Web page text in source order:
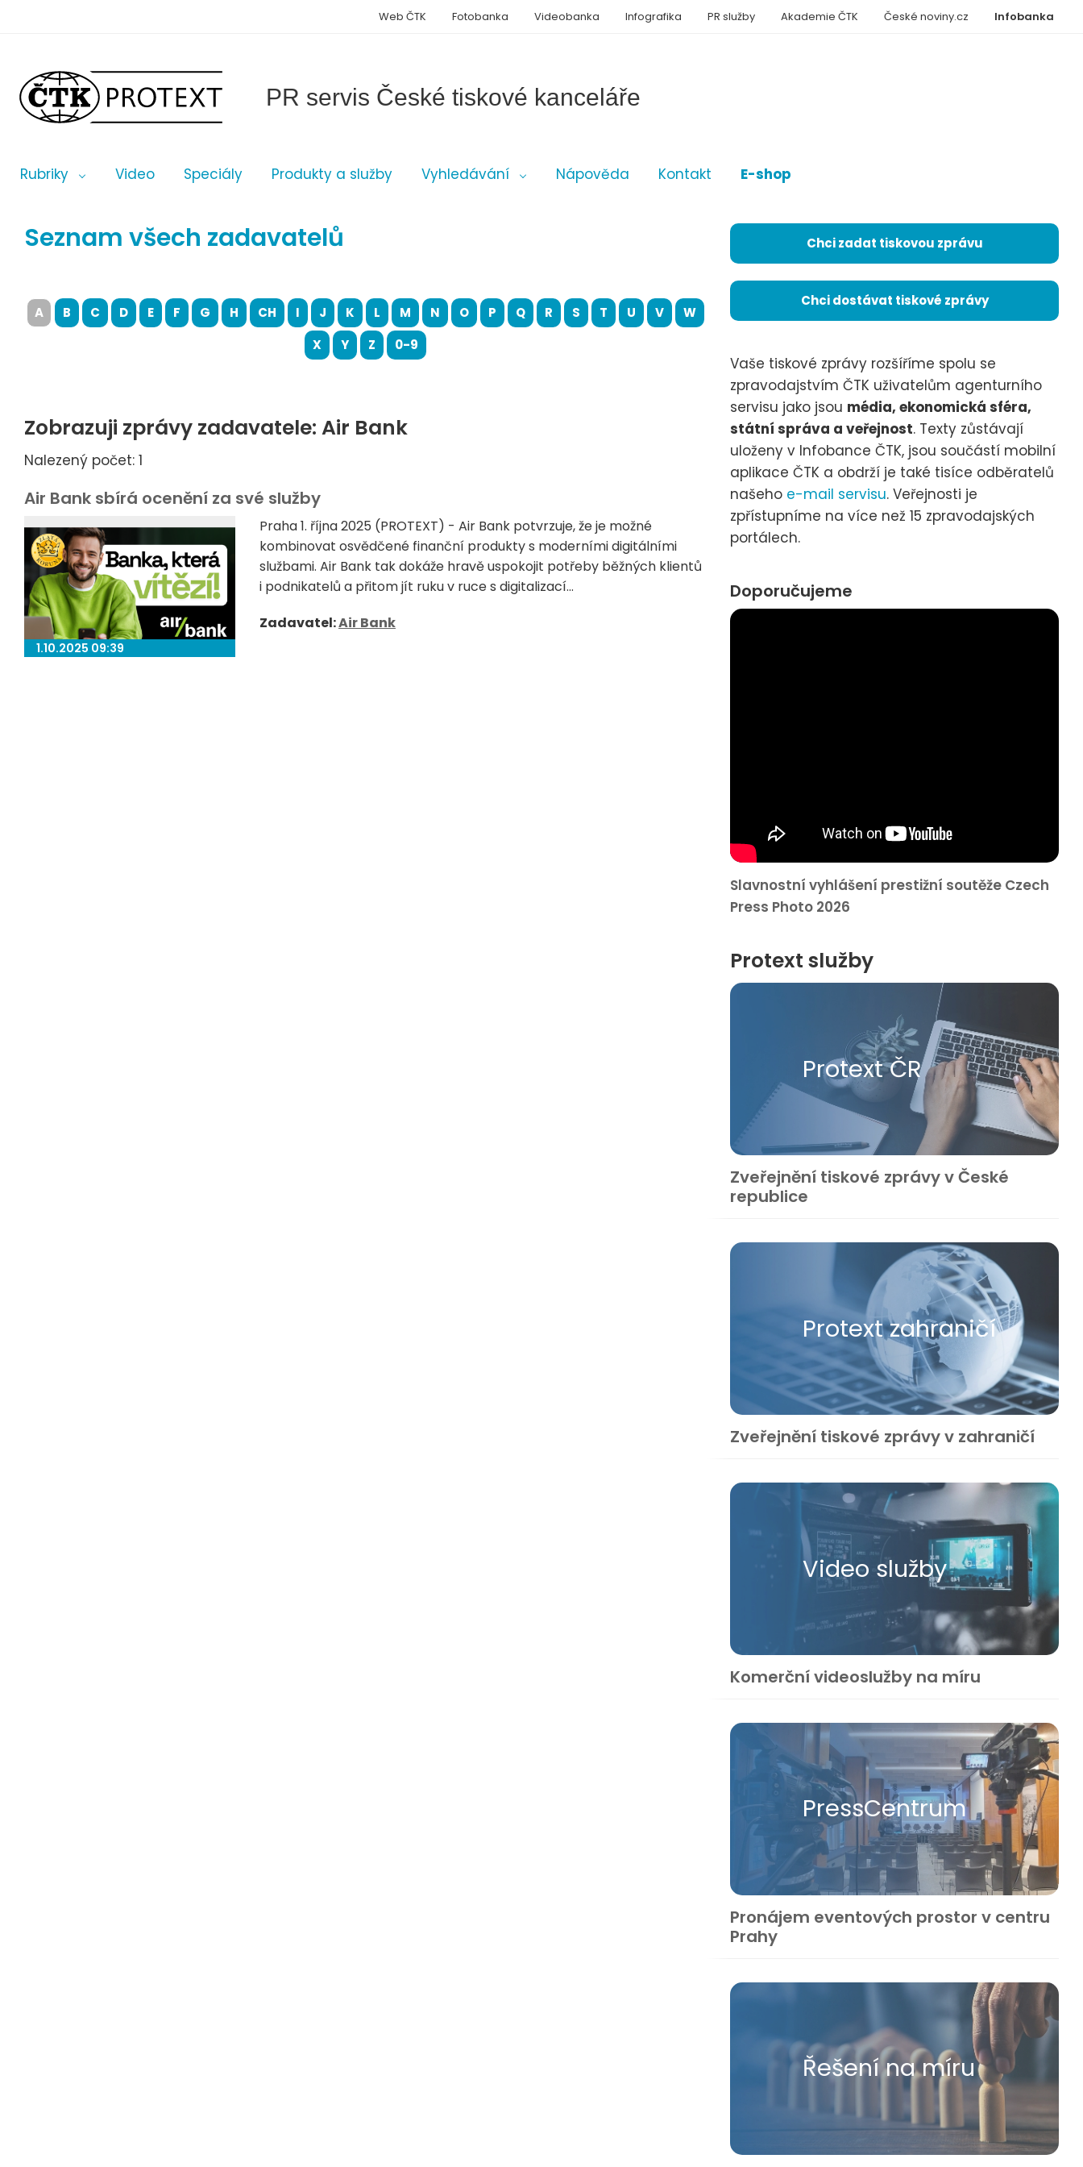
PR servis České tiskové kanceláře
Rubriky Video Speciály Produkty a služby Vyhledávání Nápověda Kontakt E-shop
Infobanka
Web ČTK Fotobanka Videobanka Infografika PR služby Akademie ČTK České noviny.cz
Seznam všech zadavatelů
A B C D E F G H CH I J K L M N O P Q R S T U V
W
X
Y Z 0-9
Zobrazuji zprávy zadavatele: Air Bank
Nalezený počet: 1
Air Bank sbírá ocenění za své služby
1.10.2025 09:39
Praha 1. října 2025 (PROTEXT) - Air Bank potvrzuje, že je možné
kombinovat osvědčené finanční produkty s moderními digitálními
službami. Air Bank tak dokáže hravě uspokojit potřeby běžných klientů
i podnikatelů a přitom jít ruku v ruce s digitalizací...
Zadavatel:Air Bank
Chci zadat tiskovou zprávu
Chci dostávat tiskové zprávy
Vaše tiskové zprávy rozšíříme spolu se
zpravodajstvím ČTK uživatelům agenturního
servisu jako jsou média, ekonomická sféra,
státní správa a veřejnost. Texty zůstávají
uloženy v Infobance ČTK, jsou součástí mobilní
aplikace ČTK a obdrží je také tisíce odběratelů
našeho e-mail servisu. Veřejnosti je
zpřístupníme na více než 15 zpravodajských
portálech.
Doporučujeme
Slavnostní vyhlášení prestižní soutěže Czech
Press Photo 2026
Protext služby
Protext ČR
Zveřejnění tiskové zprávy v České
republice
Protext zahraničí
Zveřejnění tiskové zprávy v zahraničí
Video služby
Komerční videoslužby na míru
Press​Centrum
Pronájem eventových prostor v centru
Prahy
Řešení na míru